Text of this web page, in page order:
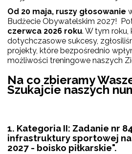
Od 20 maja, ruszy głosowanie
Budżecie Obywatelskim 2027!
czerwca 2026 roku. W tym roku,
dotychczasowe sukcesy,
projekty, które bezpośrednio
możliwości treningowe naszych
Na co zbieramy
Szukajcie naszych
1. Kategoria II: Zadanie nr
infrastruktury sportowej
2027 - boisko piłkarskie".